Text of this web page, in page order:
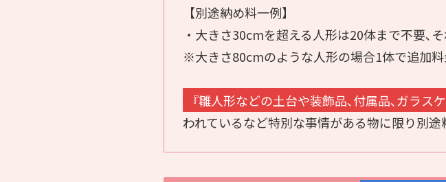
【別途納め料一例】
・大きさ30cmを超える人形は20体まで不要､
※大きさ80cmのような人形の場合1体で追加
『雛人形などの土台や装飾品､付属品､ガラス
われているなど特別な事情がある物に限り別